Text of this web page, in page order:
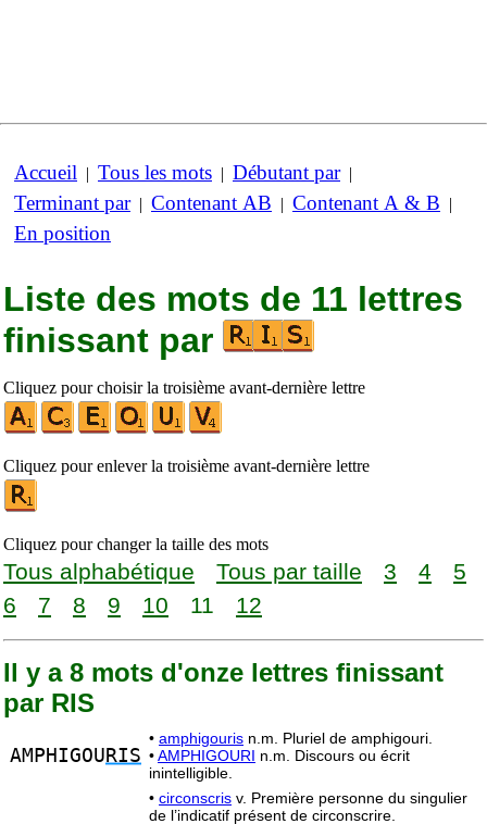
Accueil | Tous les mots | Débutant par|
Terminant par| Contenant AB | Contenant A & B |
En position
Liste des mots de 11 lettres
finissant par
Cliquez pour choisir la troisième avant-dernière lettre
Cliquez pour enlever la troisième avant-dernière lettre
Cliquez pour changer la taille des mots
Tous alphabétique Tous par taille 3 4
5
6
7 8 9 10 11 12
Il y a 8 mots d'onze lettres finissant
par RIS
AMPHIGOU RIS
• amphigouris n.m. Pluriel de amphigouri.
•AMPHIGOURI n.m. Discours ou écrit
inintelligible.
• circonscris v. Première personne du singulier
de l’indicatif présent de circonscrire.